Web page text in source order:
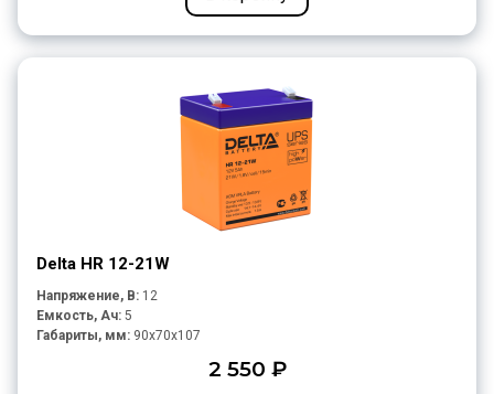
Delta HR 12-21W
Напряжение, В: 12
Емкость, Ач: 5
Габариты, мм: 90x70x107
2 550 ₽